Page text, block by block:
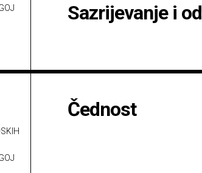
Sazrijevanje i
Čednost